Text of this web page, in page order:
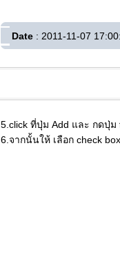
Date : 2011-11-07
5.click ที่ปุ่ม Add และ กดปุ่ม
6.จากนั้นให้ เลือก check